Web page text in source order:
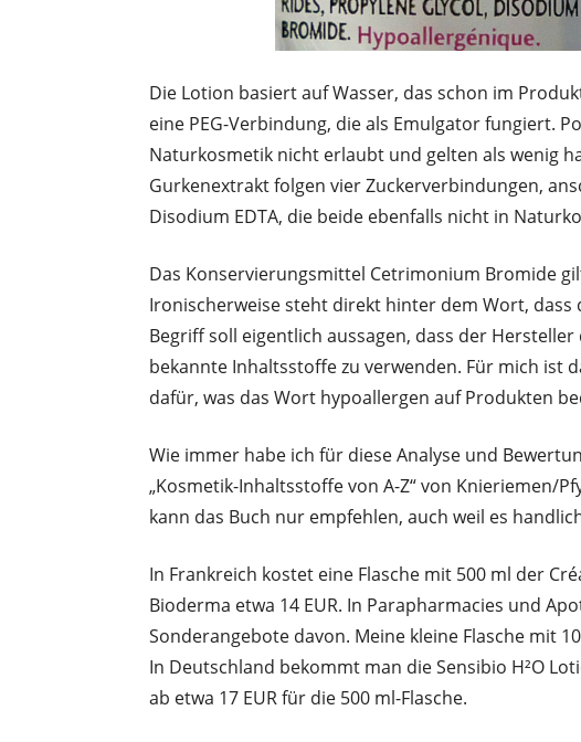
Die Lotion basiert auf Wasser, das schon im
eine PEG-Verbindung, die als Emulgator fungiert.
Naturkosmetik nicht erlaubt und gelten als wenig
Gurkenextrakt folgen vier Zuckerverbindungen,
Disodium EDTA, die beide ebenfalls nicht in
Das Konservierungsmittel Cetrimonium Bromide
Ironischerweise steht direkt hinter dem Wort, dass
Begriff soll eigentlich aussagen, dass der
bekannte Inhaltsstoffe zu verwenden. Für mich ist
dafür, was das Wort hypoallergen auf Produkten
Wie immer habe ich für diese Analyse und
„Kosmetik-Inhaltsstoffe von A-Z“ von Knieriemen/
kann das Buch nur empfehlen, auch weil es
In Frankreich kostet eine Flasche mit 500 ml der
Bioderma etwa 14 EUR. In Parapharmacies und
Sonderangebote davon. Meine kleine Flasche mit
In Deutschland bekommt man die Sensibio H²O
ab etwa 17 EUR für die 500 ml-Flasche.